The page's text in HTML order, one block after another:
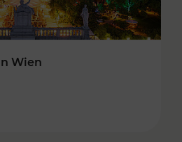
Wien